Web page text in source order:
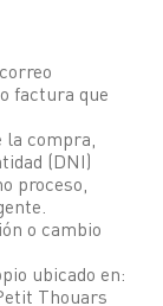
factura que
compra,
(DNI)
proceso,
o cambio
ubicado en:
Thouars